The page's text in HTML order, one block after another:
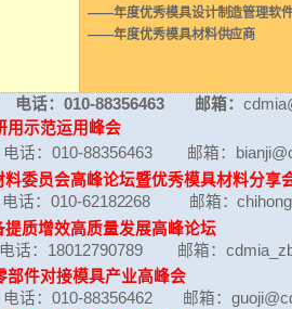
——年度优秀模具设计制造管理软
——年度优秀模具材料供应商
电话：010-88356463 邮箱：
用示范运用峰会
话：010-88356463 邮箱：
料委员会高峰论坛暨优秀模具材料分享
话：010-62182268 邮箱：
质增效高质量发展高峰论坛
话： 18012790789 邮箱：
部件对接模具产业高峰会
话：010-88356462 邮箱：